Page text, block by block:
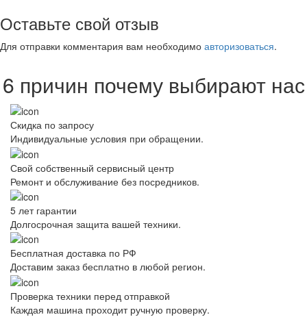
Оставьте свой отзыв
Для отправки комментария вам необходимо авторизоваться.
6 причин почему выбирают нас
Скидка по запросу
Индивидуальные условия при обращении.
Свой собственный сервисный центр
Ремонт и обслуживание без посредников.
5 лет гарантии
Долгосрочная защита вашей техники.
Бесплатная доставка по РФ
Доставим заказ бесплатно в любой регион.
Проверка техники перед отправкой
Каждая машина проходит ручную проверку.